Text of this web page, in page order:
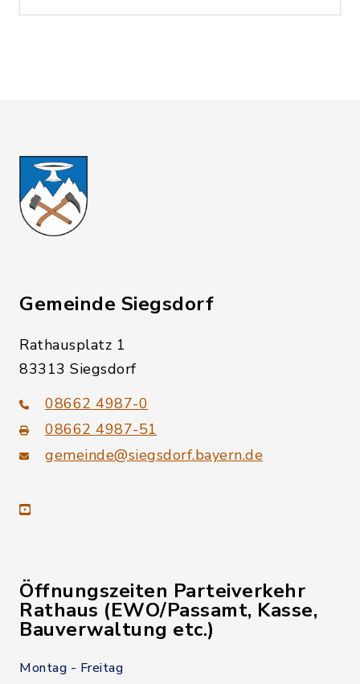
Gemeinde Siegsdorf
Rathausplatz 1
83313 Siegsdorf
08662 4987-0
08662 4987-51
gemeinde@siegsdorf.bayern.de
youtube
Öffnungszeiten Parteiverkehr
Rathaus (EWO/Passamt, Kasse,
Bauverwaltung etc.)
Montag - Freitag